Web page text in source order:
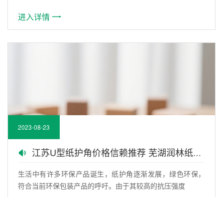
进入详情
2023-08-23
江苏U型纸护角价格信赖推荐 芜湖润林纸护角公司
生活中有许多环保产品诞生，纸护角逐渐发展，绿色环保，
符合当前环保包装产品的呼吁。由于其较高的抗压强度